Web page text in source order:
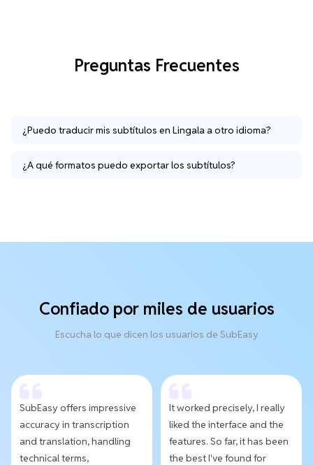
Preguntas Frecuentes
¿Puedo traducir mis subtítulos en Lingala a otro idioma?
¿A qué formatos puedo exportar los subtítulos?
Confiado por miles de usuarios
Escucha lo que dicen los usuarios de SubEasy
SubEasy offers impressive
accuracy in transcription
and translation, handling
technical terms,
It worked precisely, I really
liked the interface and the
features. So far, it has been
the best I've found for